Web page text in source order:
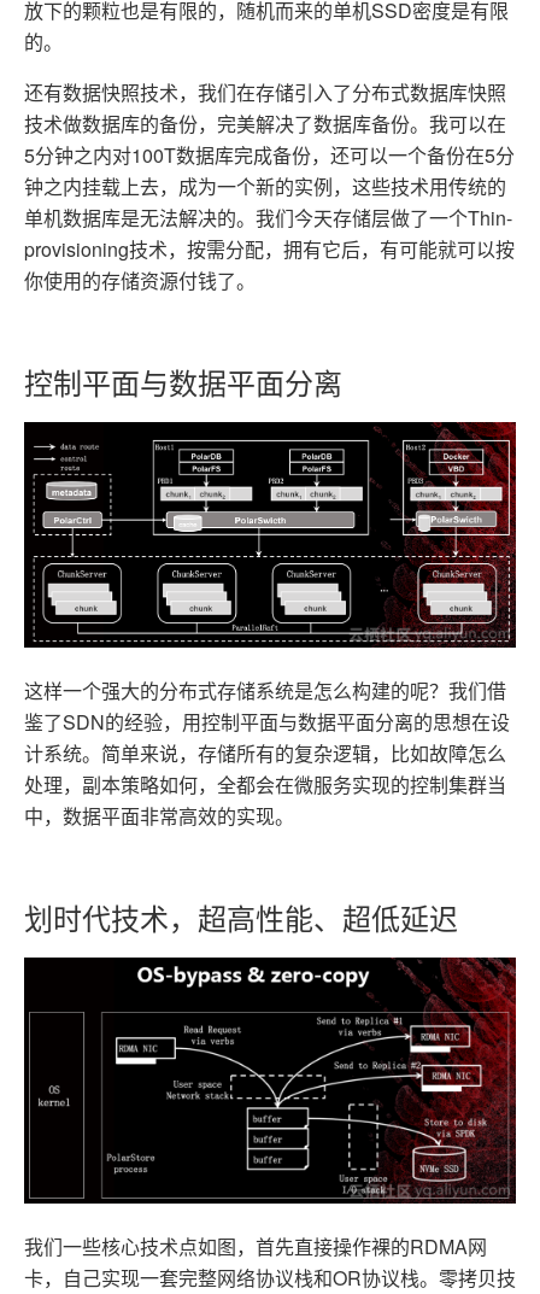
放下的颗粒也是有限的，随机而来的单机SSD密度是有限
的。
还有数据快照技术，我们在存储引入了分布式数据库快照
技术做数据库的备份，完美解决了数据库备份。我可以在
5分钟之内对100T数据库完成备份，还可以一个备份在5分
钟之内挂载上去，成为一个新的实例，这些技术用传统的
单机数据库是无法解决的。我们今天存储层做了一个Thin-
provisioning技术，按需分配，拥有它后，有可能就可以按
你使用的存储资源付钱了。
控制平面与数据平面分离
这样一个强大的分布式存储系统是怎么构建的呢？我们借
鉴了SDN的经验，用控制平面与数据平面分离的思想在设
计系统。简单来说，存储所有的复杂逻辑，比如故障怎么
处理，副本策略如何，全都会在微服务实现的控制集群当
中，数据平面非常高效的实现。
划时代技术，超高性能、超低延迟
我们一些核心技术点如图，首先直接操作裸的RDMA网
卡，自己实现一套完整网络协议栈和OR协议栈。零拷贝技